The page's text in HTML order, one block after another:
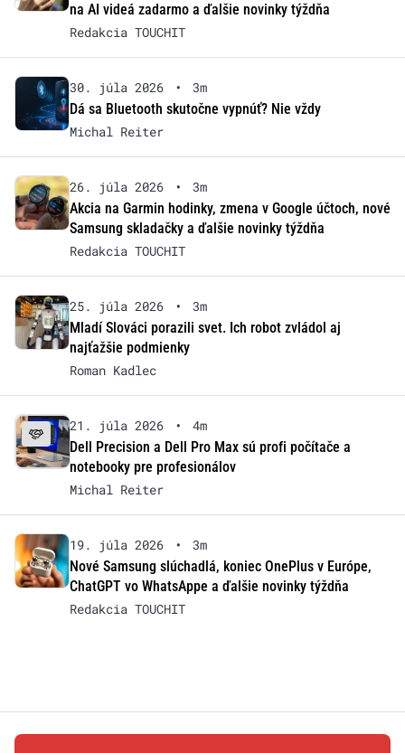
na AI videá zadarmo a ďalšie novinky týždňa
Redakcia TOUCHIT
30. júla 2026 •
3m
Dá sa Bluetooth skutočne vypnúť? Nie vždy
Michal Reiter
26. júla 2026 •
3m
Akcia na Garmin hodinky, zmena v Google účtoch, nové
Samsung skladačky a ďalšie novinky týždňa
Redakcia TOUCHIT
25. júla 2026 •
3m
Mladí Slováci porazili svet. Ich robot zvládol aj
najťažšie podmienky
Roman Kadlec
21. júla 2026 •
4m
Dell Precision a Dell Pro Max sú profi počítače a
notebooky pre profesionálov
Michal Reiter
19. júla 2026 •
3m
Nové Samsung slúchadlá, koniec OnePlus v Európe,
ChatGPT vo WhatsAppe a ďalšie novinky týždňa
Redakcia TOUCHIT